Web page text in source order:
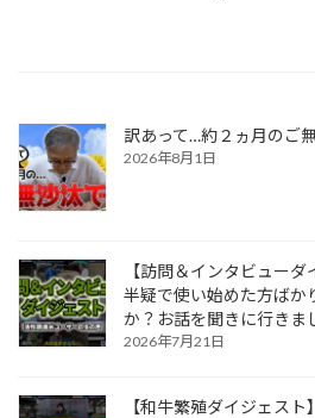
訳あって…約２ヵ月のご
2026年8月1日
【訪問＆インタビュー
半疑で使い始めた方ばか
か？お話を聞きに行きま
2026年7月21日
【和牛繁殖ダイジェス